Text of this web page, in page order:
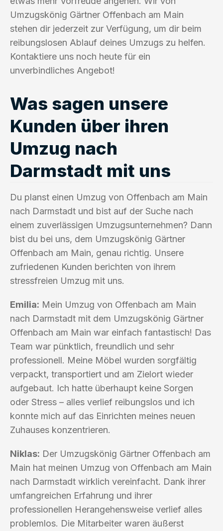
Umzugskönig Gärtner Offenbach am Main
stehen dir jederzeit zur Verfügung, um dir beim
reibungslosen Ablauf deines Umzugs zu helfen.
Kontaktiere uns noch heute für ein
unverbindliches Angebot!
Was sagen unsere
Kunden über ihren
Umzug nach
Darmstadt mit uns
Du planst einen Umzug von Offenbach am Main
nach Darmstadt und bist auf der Suche nach
einem zuverlässigen Umzugsunternehmen? Dann
bist du bei uns, dem Umzugskönig Gärtner
Offenbach am Main, genau richtig. Unsere
zufriedenen Kunden berichten von ihrem
stressfreien Umzug mit uns.
Emilia: Mein Umzug von Offenbach am Main
nach Darmstadt mit dem Umzugskönig Gärtner
Offenbach am Main war einfach fantastisch! Das
Team war pünktlich, freundlich und sehr
professionell. Meine Möbel wurden sorgfältig
verpackt, transportiert und am Zielort wieder
aufgebaut. Ich hatte überhaupt keine Sorgen
oder Stress – alles verlief reibungslos und ich
konnte mich auf das Einrichten meines neuen
Zuhauses konzentrieren.
Niklas: Der Umzugskönig Gärtner Offenbach am
Main hat meinen Umzug von Offenbach am Main
nach Darmstadt wirklich vereinfacht. Dank ihrer
umfangreichen Erfahrung und ihrer
professionellen Herangehensweise verlief alles
problemlos. Die Mitarbeiter waren äußerst